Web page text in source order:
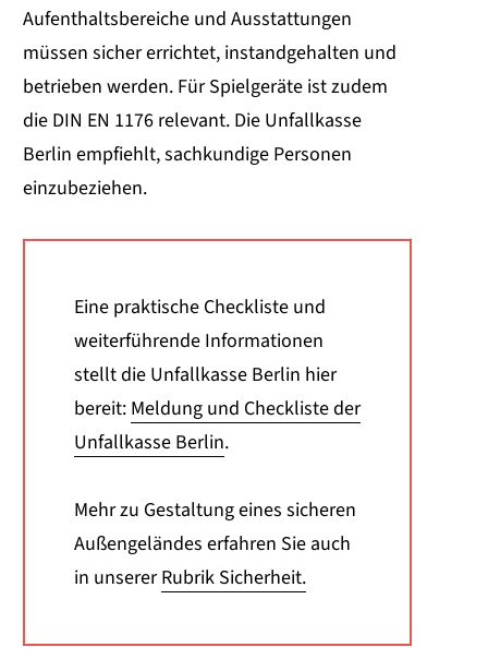
Aufenthaltsbereiche und Ausstattungen
müssen sicher errichtet, instandgehalten und
betrieben werden. Für Spielgeräte ist zudem
die DIN EN 1176 relevant. Die Unfallkasse
Berlin empfiehlt, sachkundige Personen
einzubeziehen.
Eine praktische Checkliste und
weiterführende Informationen
stellt die Unfallkasse Berlin hier
bereit: Meldung und Checkliste der
Unfallkasse Berlin.
Mehr zu Gestaltung eines sicheren
Außengeländes erfahren Sie auch
in unsererRubrik Sicherheit.